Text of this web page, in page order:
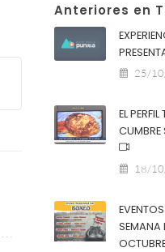
Anteriores en
25/
EL
CUMBRE
18/
SEMANA